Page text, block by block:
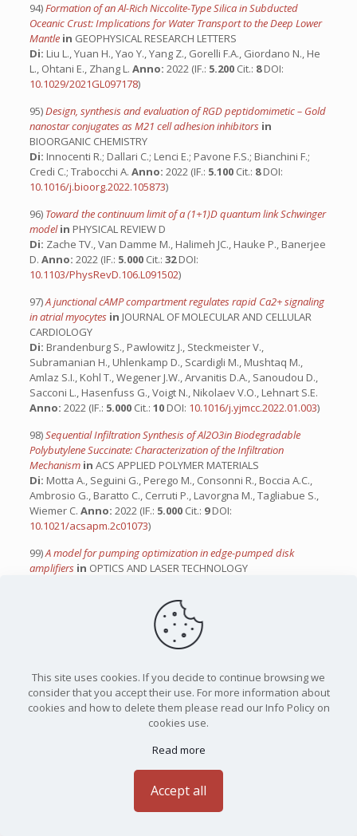
94)Formation of an Al-Rich Niccolite-Type Silica in Subducted
Oceanic Crust: Implications for Water Transport to the Deep Lower
Mantle in GEOPHYSICAL RESEARCH LETTERS
Di: Liu L., Yuan H., Yao Y., Yang Z., Gorelli F.A., Giordano N., He
L., Ohtani E., Zhang L. Anno: 2022 (IF.: 5.200 Cit.: 8DOI:
10.1029/2021GL097178)
95)Design, synthesis and evaluation of RGD peptidomimetic – Gold
nanostar conjugates as M21 cell adhesion inhibitors in
BIOORGANIC CHEMISTRY
Di: Innocenti R.; Dallari C.; Lenci E.; Pavone F.S.; Bianchini F.;
Credi C.; Trabocchi A. Anno: 2022 (IF.: 5.100 Cit.: 8DOI:
10.1016/j.bioorg.2022.105873)
96) Toward the continuum limit of a (1+1)D quantum link Schwinger
modelin PHYSICAL REVIEW D
Di: Zache TV., Van Damme M., Halimeh JC., Hauke P., Banerjee
D. Anno: 2022 (IF.: 5.000 Cit.: 32DOI:
10.1103/PhysRevD.106.L091502)
97)A junctional cAMP compartment regulates rapid Ca2+ signaling
in atrial myocytes in JOURNAL OF MOLECULAR AND CELLULAR
CARDIOLOGY
Di: Brandenburg S., Pawlowitz J., Steckmeister V.,
Subramanian H., Uhlenkamp D., Scardigli M., Mushtaq M.,
Amlaz S.I., Kohl T., Wegener J.W., Arvanitis D.A., Sanoudou D.,
Sacconi L., Hasenfuss G., Voigt N., Nikolaev V.O., Lehnart S.E.
Anno: 2022 (IF.: 5.000 Cit.: 10 DOI: 10.1016/j.yjmcc.2022.01.003)
98)Sequential Infiltration Synthesis of Al2O3in Biodegradable
Polybutylene Succinate: Characterization of the Infiltration
Mechanism in ACS APPLIED POLYMER MATERIALS
Di: Motta A., Seguini G., Perego M., Consonni R., Boccia A.C.,
Ambrosio G., Baratto C., Cerruti P., Lavorgna M., Tagliabue S.,
Wiemer C. Anno: 2022 (IF.: 5.000 Cit.: 9DOI:
10.1021/acsapm.2c01073)
99)A model for pumping optimization in edge-pumped disk
amplifiers in OPTICS AND LASER TECHNOLOGY
10.1016/j.optlastec.2022.108524
Peaceful coexistence of thermal equilibrium and the emergence
PHYSICAL REVIEW D
10.1103/PhysRevD.105.023525
101)Quantum reinforcement learning: the maze problemin
QUANTUM MACHINE INTELLIGENCE
Dalla Pozza N.; Buffoni L.; Martina S.; Caruso F.
10.1007/s42484-022-00068-y
Quantum neural network autoencoder and classifier applied to
QUANTUM MACHINE INTELLIGENCE
Mangini S., Marruzzo A., Piantanida M., Gerace D., Bajoni
Anno:2022 (IF.:4.800
This site uses cookies. If you decide to continue browsing we
consider that you accept their use. For more information about
cookies and how to delete them please read our Info Policy on
cookies use.
Read more
Accept all